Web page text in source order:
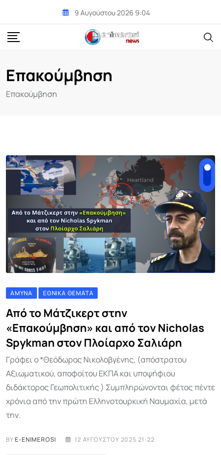
content
9 Αυγούστου 2026 9:04
Επακούμβηση
Επακούμβηση
ΆΜΥΝΑ ΕΘΝΙΚΆ ΘΈΜΑΤΑ
Από το Μάτζικερτ στην
«Επακούμβηση» και από τον Nicholas
Spykman στον Πλοίαρχο Σαλιάρη
Γράφει ο *Θεόδωρος Νικολοβγένης, (απόστρατου
Αξιωματικού, αποφοίτου ΕΚΠΑ και υποψήφιου
διδάκτορος Γεωπολιτικής ) Συμπληρώνονται φέτος πέντε
χρόνια από την πρώτη Ελληνοτουρκική Ναυμαχία, μετά
την.
BYE-ENIMEROSI 12 ΑΥΓΟΎΣΤΟΥ 2025 21:22